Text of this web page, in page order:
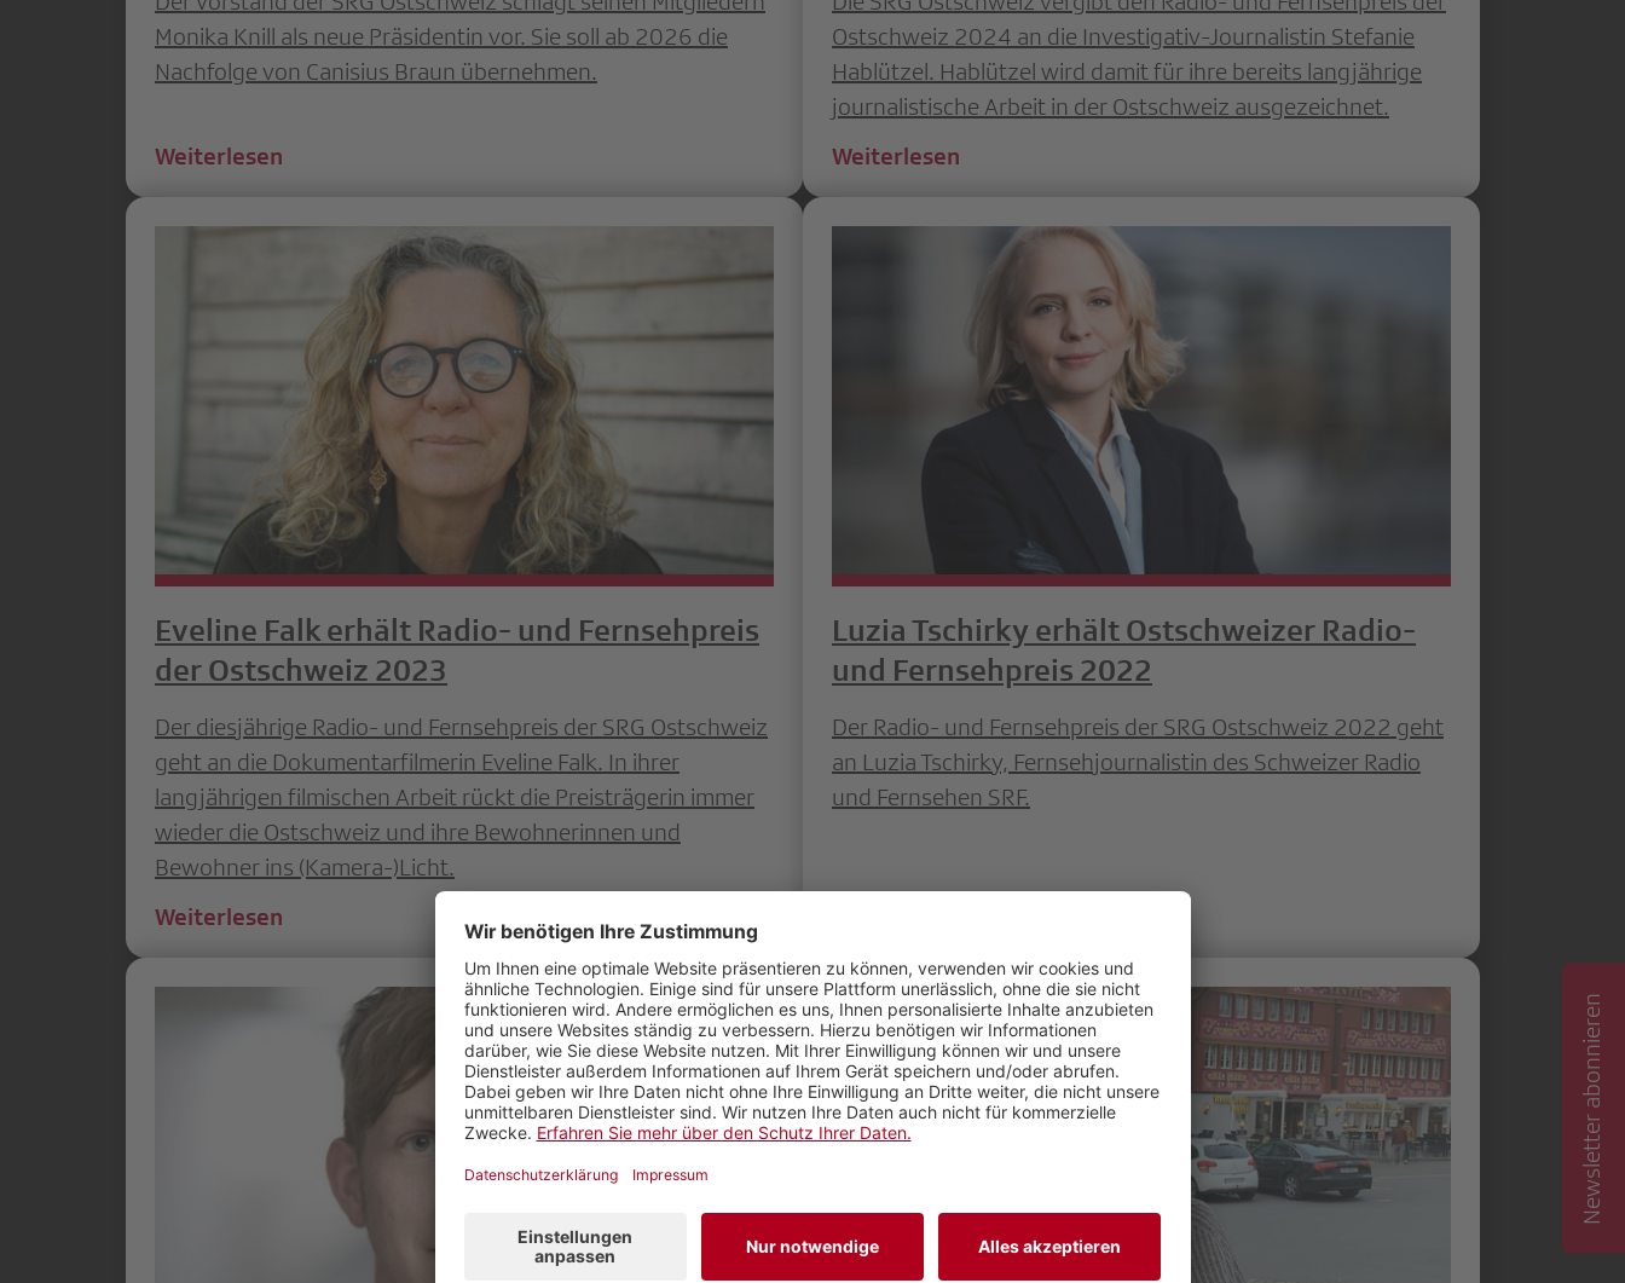
Monika Knill als neue Präsidentin vor. Sie soll ab 2026 die
Nachfolge von Canisius Braun übernehmen.
Weiterlesen
Ostschweiz 2024 an die Investigativ-Journalistin Stefanie
Hablützel. Hablützel wird damit für ihre bereits langjährige
journalistische Arbeit in der Ostschweiz ausgezeichnet.
Weiterlesen
Eveline Falk erhält Radio- und Fernsehpreis
der Ostschweiz 2023
Der diesjährige Radio- und Fernsehpreis der SRG Ostschweiz
geht an die Dokumentarfilmerin Eveline Falk. In ihrer
langjährigen filmischen Arbeit rückt die Preisträgerin immer
wieder die Ostschweiz und ihre Bewohnerinnen und
Bewohner ins (Kamera-)Licht.
Weiterlesen
Luzia Tschirky erhält Ostschweizer Radio-
und Fernsehpreis 2022
Der Radio- und Fernsehpreis der SRG Ostschweiz 2022 geht
an Luzia Tschirky, Fernsehjournalistin des Schweizer Radio
und Fernsehen SRF.
Newsletter abonnieren